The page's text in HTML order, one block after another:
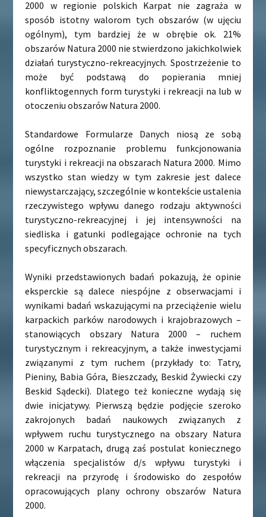
2000 w regionie polskich Karpat nie zagraża w
sposób istotny walorom tych obszarów (w ujęciu
ogólnym), tym bardziej że w obrębie ok. 21%
obszarów Natura 2000 nie stwierdzono jakichkolwiek
działań turystyczno-rekreacyjnych. Spostrzeżenie to
może być podstawą do popierania mniej
konfliktogennych form turystyki i rekreacji na lub w
otoczeniu obszarów Natura 2000.
Standardowe Formularze Danych niosą ze sobą
ogólne rozpoznanie problemu funkcjonowania
turystyki i rekreacji na obszarach Natura 2000. Mimo
wszystko stan wiedzy w tym zakresie jest dalece
niewystarczający, szczególnie w kontekście ustalenia
rzeczywistego wpływu danego rodzaju aktywności
turystyczno-rekreacyjnej i jej intensywności na
siedliska i gatunki podlegające ochronie na tych
specyficznych obszarach.
Wyniki przedstawionych badań pokazują, że opinie
eksperckie są dalece niespójne z obserwacjami i
wynikami badań wskazującymi na przeciążenie wielu
karpackich parków narodowych i krajobrazowych –
stanowiących obszary Natura 2000 – ruchem
turystycznym i rekreacyjnym, a także inwestycjami
związanymi z tym ruchem (przykłady to: Tatry,
Pieniny, Babia Góra, Bieszczady, Beskid Żywiecki czy
Beskid Sądecki). Dlatego też konieczne wydają się
dwie inicjatywy. Pierwszą będzie podjęcie szeroko
zakrojonych badań naukowych związanych z
wpływem ruchu turystycznego na obszary Natura
2000 w Karpatach, drugą zaś postulat koniecznego
włączenia specjalistów d/s wpływu turystyki i
rekreacji na przyrodę i środowisko do zespołów
opracowujących plany ochrony obszarów Natura
2000.